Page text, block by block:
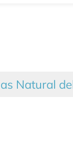
Natural